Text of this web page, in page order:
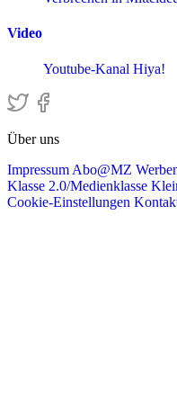
Video
Youtube-Kanal Hiya!
Über uns
Impressum Abo@MZ
Klasse 2.0/Medienklasse
Cookie-Einstellungen